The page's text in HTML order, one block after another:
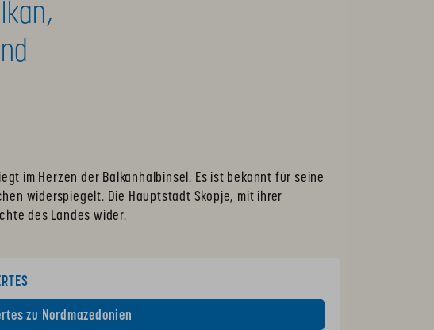
im Herzen der Balkanhalbinsel. Es ist bekannt für seine
widerspiegelt. Die Hauptstadt Skopje, mit ihrer
des Landes wider.
zu Nordmazedonien